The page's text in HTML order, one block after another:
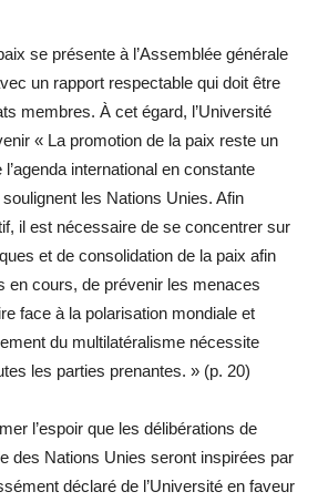
se présente à l’Assemblée générale
un rapport respectable qui doit être
membres. À cet égard, l’Université
« La promotion de la paix reste un
international en constante
les Nations Unies. Afin
il est nécessaire de se concentrer sur
et de consolidation de la paix afin
en cours, de prévenir les menaces
face à la polarisation mondiale et
du multilatéralisme nécessite
les parties prenantes. » (p. 20)
l’espoir que les délibérations de
des Nations Unies seront inspirées par
déclaré de l’Université en faveur